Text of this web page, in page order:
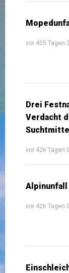
vor 425 Tagen
Drei
Verdacht
vor 426 Tagen
vor 426 Tagen